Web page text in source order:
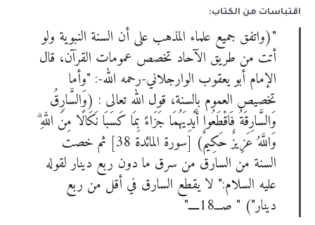
اقتباسات من الكتاب:
"(واتفق جميع علماء المذهب على أن السنة النبوية ولو
أتت من طريق الآحاد تخصص عمومات القرآن، قال
الإمام أبو يعقوب الوارجلاني-رحمه الله-: "وأما
تخصيص العموم بالسنة، قول الله تعالى : (وَالسَّارِقُ
وَالسَّارِقَةُ فَاقْطَعُوا أَيْدِيَهُمَا جَزَاءً بِمَا كَسَبَا نَكَالًا مِنَ اللَّهِ ۗ
وَاللَّهُ عَزِيزٌ حَكِيمٌ) [سورة المائدة 38] ثم خصت
السنة من السارق من سرق ما دون ربع دينار لقوله
عليه السلام:" لا يقطع السارق في أقل من ربع
دينار") " صـــ18ــــ"